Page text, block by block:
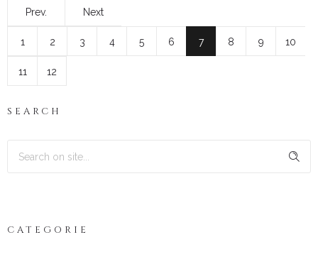
Prev. Next
1 2 3 4 5 6 7 8 9 10
11 12
SEARCH
CATEGORIE